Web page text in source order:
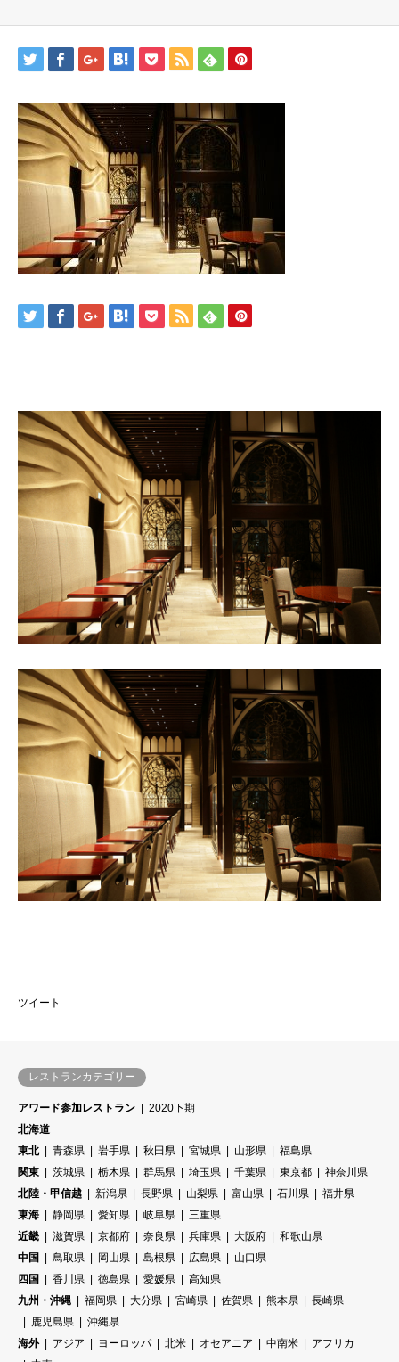
ツイート
レストランカテゴリー
アワード参加レストラン
2020下期
北海道
東北
青森県 岩手県 秋田県 宮城県 山形県
福島県
関東
茨城県 栃木県 群馬県 埼玉県 千葉県 東京都
神奈川県
北陸・甲信越
新潟県 長野県 山梨県 富山県 石川県
福井県
東海
静岡県 愛知県 岐阜県
三重県
近畿
滋賀県 京都府 奈良県 兵庫県 大阪府
和歌山県
中国
鳥取県 岡山県 島根県 広島県
山口県
四国
香川県 徳島県 愛媛県
高知県
九州・沖縄
福岡県 大分県 宮崎県 佐賀県 熊本県
長崎県
鹿児島県
沖縄県
海外
アジア ヨーロッパ 北米 オセアニア 中南米
アフリカ